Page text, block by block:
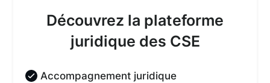
Découvrez la plateforme
juridique des CSE
Accompagnement juridique